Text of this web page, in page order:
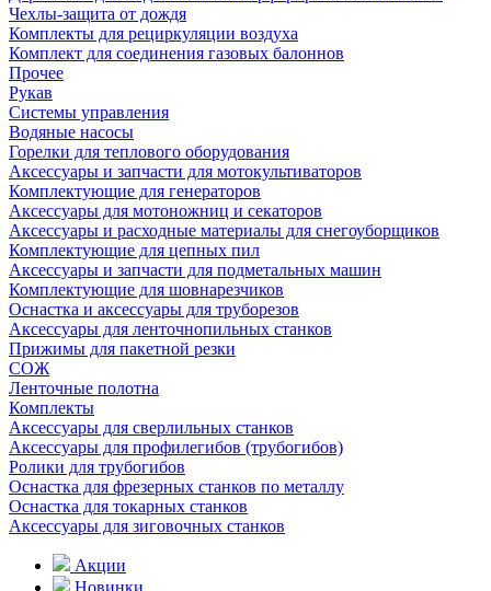
Чехлы-защита от дождя
Комплекты для рециркуляции воздуха
Комплект для соединения газовых балоннов
Прочее
Рукав
Системы управления
Водяные насосы
Горелки для теплового оборудования
Аксессуары и запчасти для мотокультиваторов
Комплектующие для генераторов
Аксессуары для мотоножниц и секаторов
Аксессуары и расходные материалы для снегоуборщиков
Комплектующие для цепных пил
Аксессуары и запчасти для подметальных машин
Комплектующие для шовнарезчиков
Оснастка и аксессуары для труборезов
Аксессуары для ленточнопильных станков
Прижимы для пакетной резки
СОЖ
Ленточные полотна
Комплекты
Аксессуары для сверлильных станков
Аксессуары для профилегибов (трубогибов)
Ролики для трубогибов
Оснастка для фрезерных станков по металлу
Оснастка для токарных станков
Аксессуары для зиговочных станков
Акции
Новинки